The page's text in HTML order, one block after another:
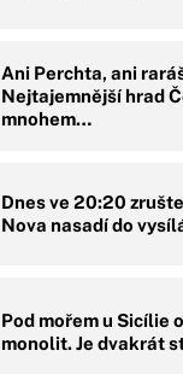
Ani Perchta, ani
Nejtajemnější hrad
mnohem…
Dnes ve 20:20
Nova nasadí do
Pod mořem u Sicílie
monolit. Je dvakrát